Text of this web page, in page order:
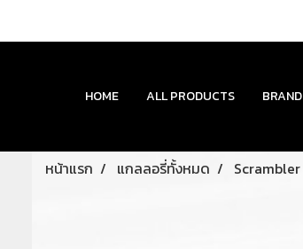
HOME ALL PRODUCTS BRAND
หน้าแรก แกลลอรี่ทั้งหมด Scrambler